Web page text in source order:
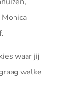
waar jij
welke